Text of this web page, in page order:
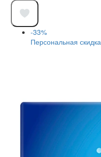
-33%
Персональная скидка